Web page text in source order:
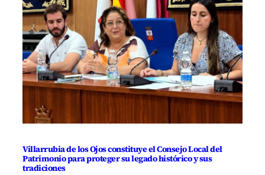
Villarrubia de los Ojos constituye el Consejo Local del
Patrimonio para proteger su legado histórico y sus
tradiciones